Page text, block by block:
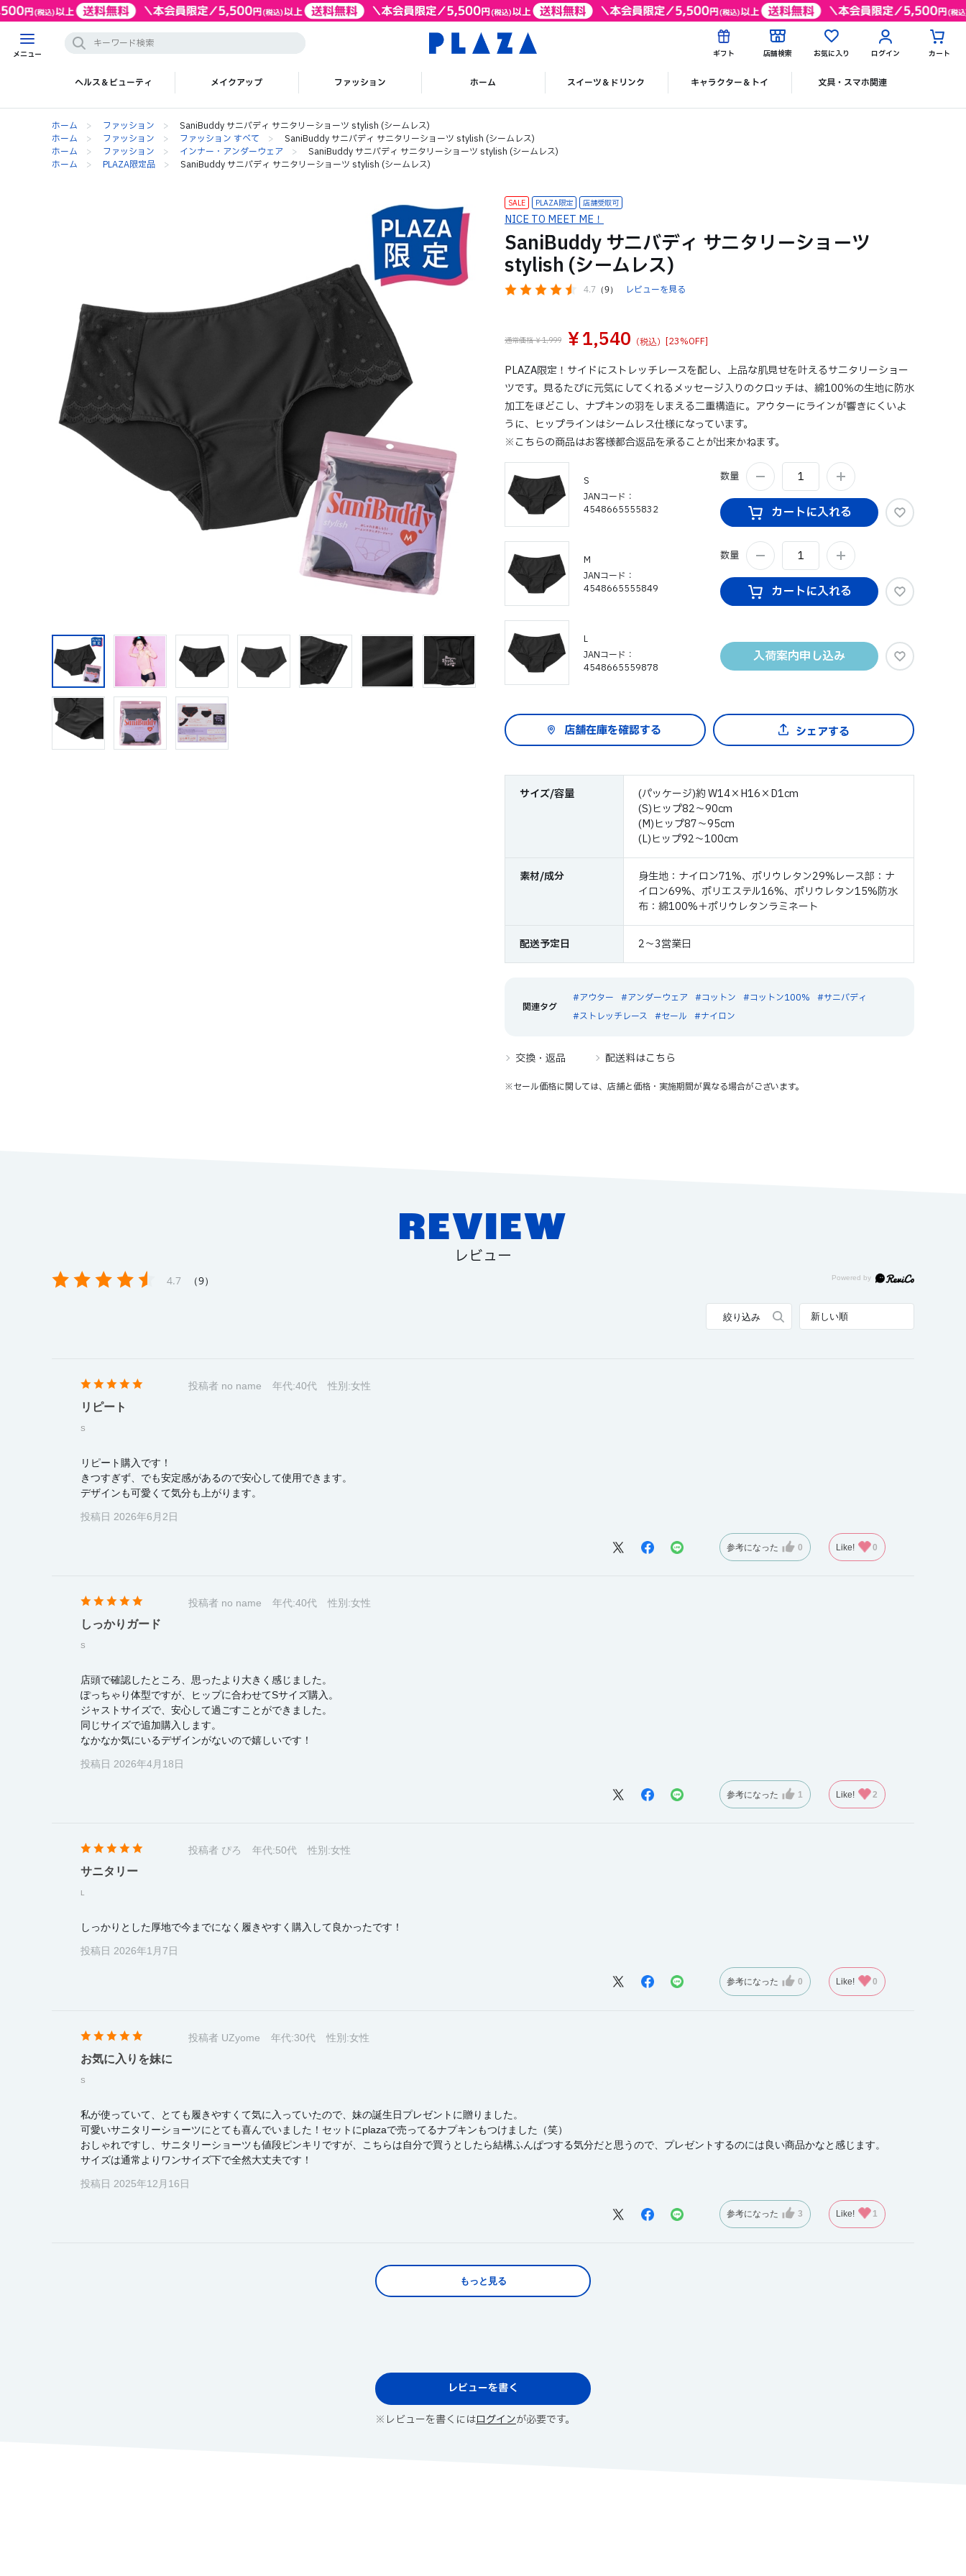
メニュー ギフト 店舗検索 お気に入り ログイン カート
ヘルス＆ビューティ メイクアップ ファッション ホーム スイーツ＆ドリンク キャラクター＆トイ 文具・スマホ関連
ホーム > ファッション >
SaniBuddy サニバディ サニタリーショーツ stylish (シームレス)
ホーム
> ファッション > ファッション すべて >
SaniBuddy サニバディ サニタリーショーツ stylish (シームレス)
ホーム
> ファッション > インナー・アンダーウェア >
SaniBuddy サニバディ サニタリーショーツ stylish (シームレス)
ホーム
> PLAZA限定品 > SaniBuddy サニバディ サニタリーショーツ stylish (シームレス)
SALE PLAZA限定
NICE TO MEET ME！
SaniBuddy サニバディ サニタリーショーツ
stylish (シームレス)
4.7 （9） レビューを見る
￥1,540 [23%OFF]
通常価格 ￥1,999
PLAZA限定！サイドにストレッチレースを配し、上品な肌見せを叶えるサニタリーショー
ツです。見るたびに元気にしてくれるメッセージ入りのクロッチは、綿100％の生地に防水
加工をほどこし、ナプキンの羽をしまえる二重構造に。アウターにラインが響きにくいよ
うに、ヒップラインはシームレス仕様になっています。
※こちらの商品はお客様都合返品を承ることが出来かねます。
S
JANコード
4548665555832
数量
カートに入れる
M
JANコード
4548665555849
数量
カートに入れる
L
JANコード
4548665559878
入荷案内申し込み
シェアする
サイズ/容量
(パッケージ)約 W14×H16×D1cm
(S)ヒップ82～90cm
(M)ヒップ87～95cm
(L)ヒップ92～100cm
素材/成分
身生地：ナイロン71%、ポリウレタン29%レース部：ナ
イロン69%、ポリエステル16%、ポリウレタン15%防水
布：綿100%＋ポリウレタンラミネート
配送予定日 2～3営業日
アウター アンダーウェア コットン コットン100%
サニバディ
ストレッチレース
セール ナイロン
交換・返品 配送料はこちら
※セール価格に関しては、店舗と価格・実施期間が異なる場合がございます。
REVIEW
レビュー
4.7 9
絞り込み 表示：新しい順
投稿者 no name 年代:40代 性別:女性
リピート
S
リピート購入です！
きつすぎず、でも安定感があるので安心して使用できます。
デザインも可愛くて気分も上がります。
投稿日 2026年6月2日
参考になった 0 Like! 0
投稿者 no name 年代:40代 性別:女性
しっかりガード
S
店頭で確認したところ、思ったより大きく感じました。
ぽっちゃり体型ですが、ヒップに合わせてSサイズ購入。
ジャストサイズで、安心して過ごすことができました。
同じサイズで追加購入します。
なかなか気にいるデザインがないので嬉しいです！
投稿日 2026年4月18日
参考になった 1 Like! 2
投稿者 ぴろ 年代:50代 性別:女性
サニタリー
L
しっかりとした厚地で今までになく履きやすく購入して良かったです！
投稿日 2026年1月7日
参考になった 0 Like! 0
投稿者 UZyome 年代:30代 性別:女性
お気に入りを妹に
S
私が使っていて、とても履きやすくて気に入っていたので、妹の誕生日プレゼントに贈りました。
可愛いサニタリーショーツにとても喜んでいました！セットにplazaで売ってるナプキンもつけました（笑）
おしゃれですし、サニタリーショーツも値段ピンキリですが、こちらは自分で買うとしたら結構ふんぱつする気分だと思うので、プレゼントするのには良い商品かなと感じます。
サイズは通常よりワンサイズ下で全然大丈夫です！
投稿日 2025年12月16日
参考になった 3 Like! 1
もっと見る
レビューを書く
※レビューを書くにはログインが必要です。